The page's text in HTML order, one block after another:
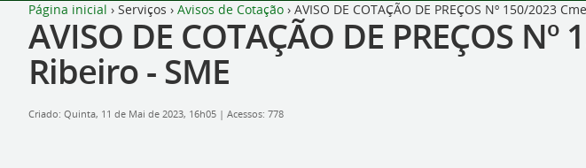
Página inicial › Serviços › Avisos de Cotação › AVISO DE COTAÇÃO DE PREÇOS Nº 150/2023
AVISO DE COTAÇÃO DE PREÇOS
Ribeiro - SME
Criado: Quinta, 11 de Mai de 2023, 16h05 | Acessos: 778